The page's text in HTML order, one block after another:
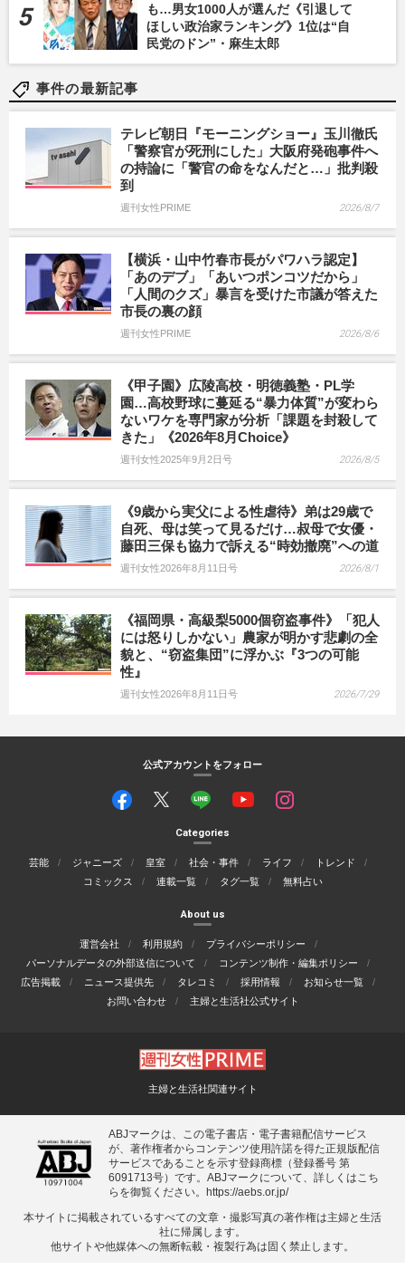
も…男女1000人が選んだ《引退して
ほしい政治家ランキング》1位は“自
民党のドン”・麻生太郎
事件の最新記事
テレビ朝日『モーニングショー』玉川徹氏
「警察官が死刑にした」大阪府発砲事件へ
の持論に「警官の命をなんだと…」批判殺
到
週刊女性PRIME 2026/8/7
【横浜・山中竹春市長がパワハラ認定】
「あのデブ」「あいつポンコツだから」
「人間のクズ」暴言を受けた市議が答えた
市長の裏の顔
週刊女性PRIME 2026/8/6
《甲子園》広陵高校・明徳義塾・PL学
園…高校野球に蔓延る“暴力体質”が変わら
ないワケを専門家が分析「課題を封殺して
きた」《2026年8月Choice》
週刊女性2025年9月2日号 2026/8/5
《9歳から実父による性虐待》弟は29歳で
自死、母は笑って見るだけ…叔母で女優・
藤田三保も協力で訴える“時効撤廃”への道
週刊女性2026年8月11日号 2026/8/1
《福岡県・高級梨5000個窃盗事件》「犯人
には怒りしかない」農家が明かす悲劇の全
貌と、“窃盗集団”に浮かぶ『3つの可能
性』
週刊女性2026年8月11日号 2026/7/29
公式アカウントをフォロー
Categories
芸能 ジャニーズ 皇室 社会・事件 ライフ
トレンド
コミックス
連載一覧 タグ一覧 無料占い
About us
運営会社 利用規約
プライバシーポリシー
パーソナルデータの外部送信について
コンテンツ制作・編集ポリシー
広告掲載
ニュース提供先 タレコミ 採用情報
お知らせ一覧
お問い合わせ
主婦と生活社公式サイト
主婦と生活社関連サイト
ABJマークは、この電子書店・電子書籍配信サービス
が、著作権者からコンテンツ使用許諾を得た正規版配信
サービスであることを示す登録商標（登録番号 第
6091713号）です。ABJマークについて、詳しくはこち
らを御覧ください。 https://aebs.or.jp/
本サイトに掲載されているすべての⽂章・撮影写真の著作権は主婦と⽣活
社に帰属します。
他サイトや他媒体への無断転載・複製⾏為は固く禁⽌します。